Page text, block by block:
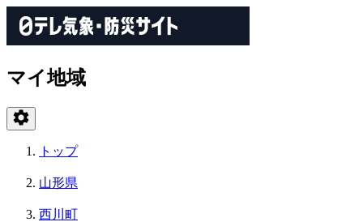
マイ地域
トップ
山形県
西川町